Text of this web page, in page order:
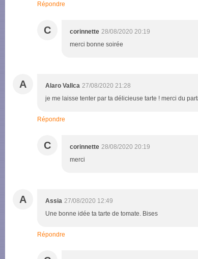
Répondre
C corinnette 28/08/2020 20:19
merci bonne soirée
A Alaro Vallca 27/08/2020 21:28
je me laisse tenter par ta délicieuse tarte ! merci du
Répondre
C corinnette 28/08/2020 20:19
merci
A Assia 27/08/2020 12:49
Une bonne idée ta tarte de tomate. Bises
Répondre